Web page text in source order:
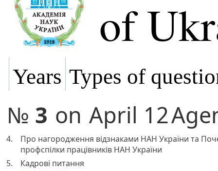
of
Years Types of
№ 3 on April 12
4.
Про нагородження відзнаками НАН України та
профспілки працівників НАН України
5.
Кадрові питання